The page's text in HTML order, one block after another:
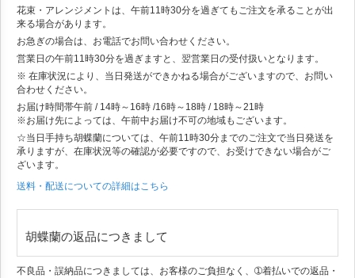
花束・アレンジメントは、午前11時30分を過ぎてもご注文を承ることが出
来る場合があります。
お急ぎの場合は、お電話でお問い合わせください。
営業日の午前11時30分を過ぎますと、翌営業日の受付扱いとなります。
※ 在庫状況により、当日発送ができかねる場合がございますので、お問い
合わせください。
お届け時間帯午前 / 14時～16時 /16時～18時 / 18時～21時
※お届け先によっては、午前中お届け不可の地域もございます。
☆当日手持ち胡蝶蘭については、午前11時30分までのご注文で当日発送を
承りますが、在庫状況等の確認が必要ですので、お受けできない場合がご
ざいます。
送料・配送についての詳細はこちら
胡蝶蘭の返品につきまして
不良品・誤納品につきましては、お客様のご負担なく、➀着払いでの返品・